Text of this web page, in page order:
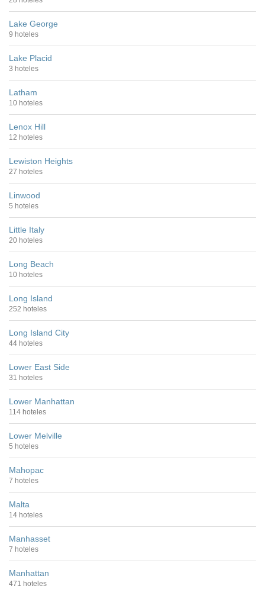
Lake George
9 hoteles
Lake Placid
3 hoteles
Latham
10 hoteles
Lenox Hill
12 hoteles
Lewiston Heights
27 hoteles
Linwood
5 hoteles
Little Italy
20 hoteles
Long Beach
10 hoteles
Long Island
252 hoteles
Long Island City
44 hoteles
Lower East Side
31 hoteles
Lower Manhattan
114 hoteles
Lower Melville
5 hoteles
Mahopac
7 hoteles
Malta
14 hoteles
Manhasset
7 hoteles
Manhattan
471 hoteles